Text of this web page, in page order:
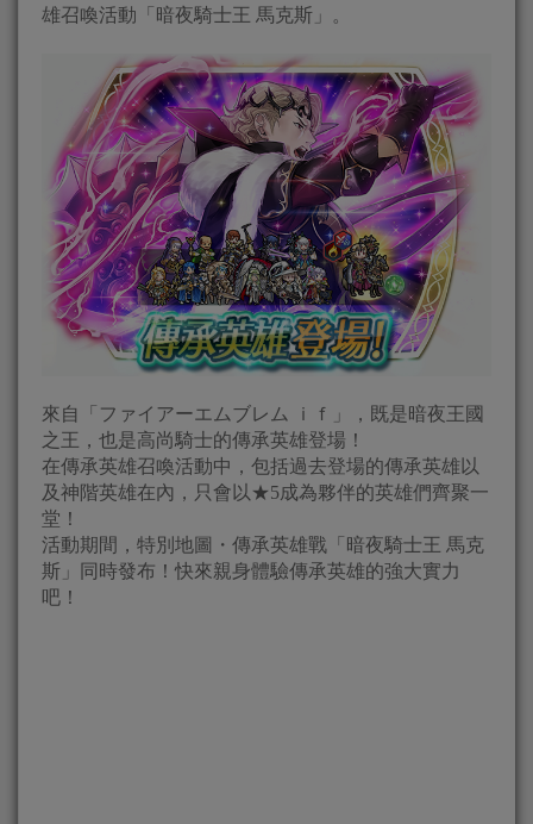
雄召喚活動「暗夜騎士王 馬克斯」。
來自「ファイアーエムブレム ｉｆ」，既是暗夜王國
之王，也是高尚騎士的傳承英雄登場！
在傳承英雄召喚活動中，包括過去登場的傳承英雄以
及神階英雄在內，只會以★5成為夥伴的英雄們齊聚一
堂！
活動期間，特別地圖・傳承英雄戰「暗夜騎士王 馬克
斯」同時發布！快來親身體驗傳承英雄的強大實力
吧！